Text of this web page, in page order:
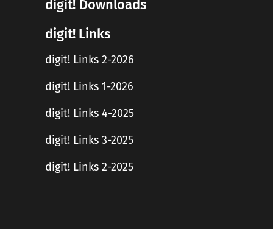
digit! Downloads
digit! Links
digit! Links 2-2026
digit! Links 1-2026
digit! Links 4-2025
digit! Links 3-2025
digit! Links 2-2025